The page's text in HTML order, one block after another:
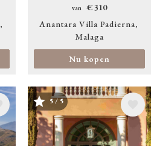
van
€ 310
Anantara Villa Padierna
Malaga
Nu kopen
Afbeelding
5 / 5